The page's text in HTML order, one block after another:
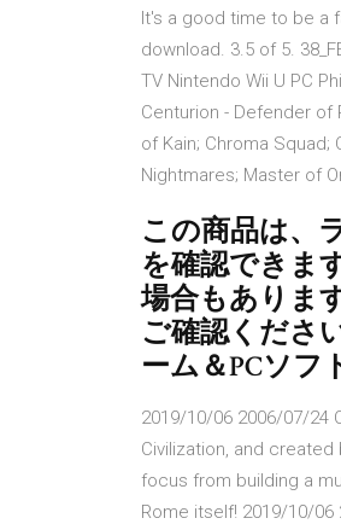
It's a good time to be a
download. 3.5 of 5.
TV Nintendo Wii U PC
Centurion - Defender of
of Kain; Chroma Squad;
Nightmares; Master of
この商品は、
を確認できま
場合もありま
ご確認くださ
ーム＆PCソフ
2019/10/06 2006/07/24
Civilization, and
focus from building a
Rome itself! 2019/10/